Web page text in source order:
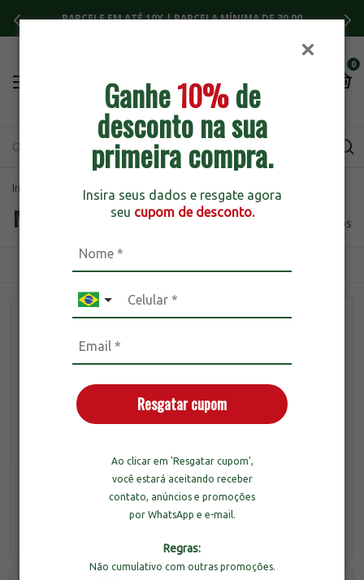
Ganhe10%de
desconto na sua
primeira compra.
Insira seus dados e resgate agora
seu cupom de desconto.
Resgatar cupom
Ao clicar em 'Resgatar cupom',
você estará aceitando receber
contato, anúncios e promoções
por WhatsApp e e-mail.
Regras:
Não cumulativo com outras promoções.
PARCELE EM ATÉ 10X | PARCELA MÍNIMA DE 30,00
0
Início Marcas breadcrumbs.fleurity
Marcas 282 produtos
Vitafor Coenzima Q10
200mg com 120 Cápsulas
Combo 3un de Omegafor
Plus com 120 Cápsulas
- 31%OFF
R$329,70